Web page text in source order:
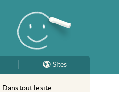
Sites
Dans tout le site